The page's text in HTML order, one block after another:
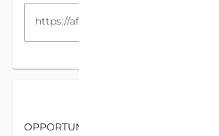
OPPORTUNITÉ DE 3 HECTARES AVEC TF